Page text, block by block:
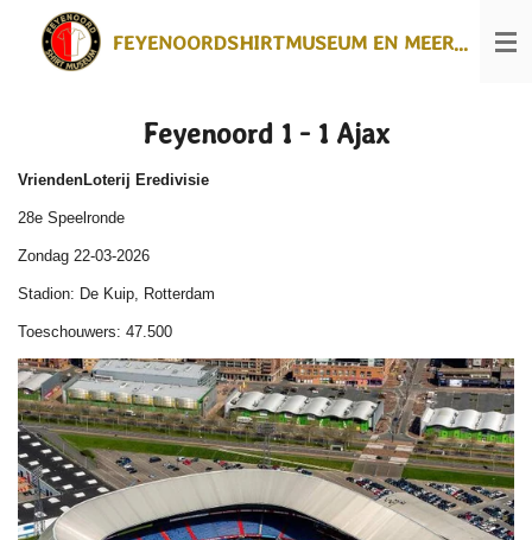
direct
FEYENOORDSHIRTMUSEUM EN MEER...
Feyenoord 1 - 1 Ajax
VriendenLoterij Eredivisie
28e Speelronde
Zondag 22-03-2026
Stadion: De Kuip, Rotterdam
Toeschouwers: 47.500